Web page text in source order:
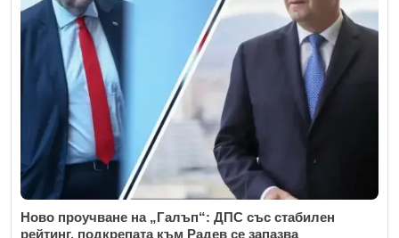
Ново проучване на „Галъп“: ДПС със стабилен
рейтинг, подкрепата към Радев се запазва